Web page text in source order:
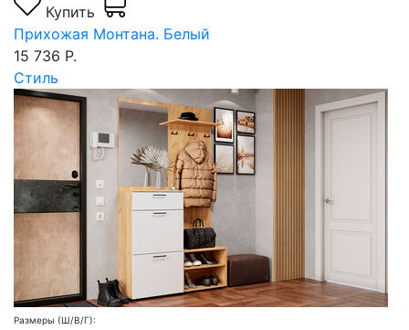
Купить
Прихожая Монтана. Белый
15 736 Р.
Стиль
Размеры (Ш/В/Г):